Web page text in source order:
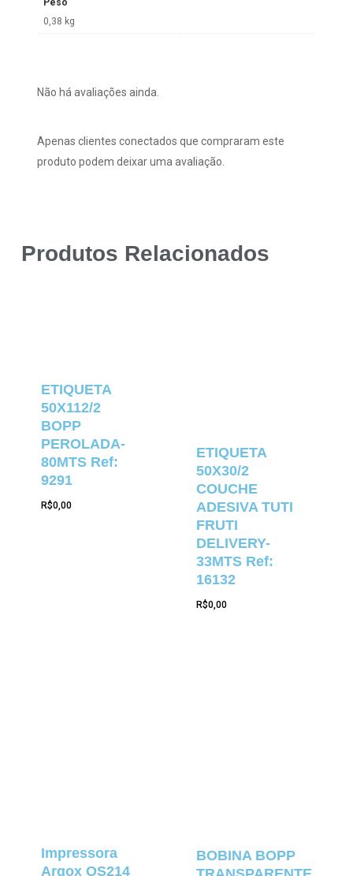
0,38 kg
Não há avaliações ainda.
Apenas clientes conectados que compraram este
produto podem deixar uma avaliação.
Produtos Relacionados
ETIQUETA
50X112/2
BOPP
PEROLADA-
80MTS Ref:
9291
R$0,00
ETIQUETA
50X30/2
COUCHE
ADESIVA TUTI
FRUTI
DELIVERY-
33MTS Ref:
16132
R$0,00
Impressora
Argox OS214
BOBINA BOPP